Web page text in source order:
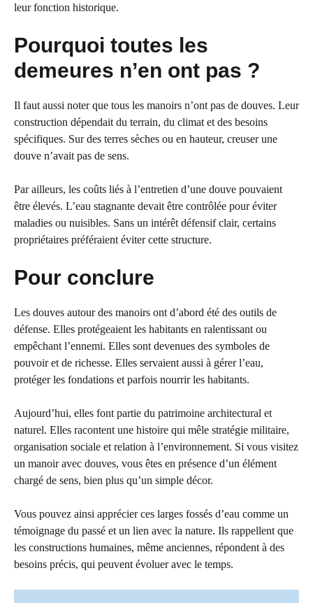
leur fonction historique.
Pourquoi toutes les
demeures n’en ont pas ?
Il faut aussi noter que tous les manoirs n’ont pas de douves. Leur
construction dépendait du terrain, du climat et des besoins
spécifiques. Sur des terres sèches ou en hauteur, creuser une
douve n’avait pas de sens.
Par ailleurs, les coûts liés à l’entretien d’une douve pouvaient
être élevés. L’eau stagnante devait être contrôlée pour éviter
maladies ou nuisibles. Sans un intérêt défensif clair, certains
propriétaires préféraient éviter cette structure.
Pour conclure
Les douves autour des manoirs ont d’abord été des outils de
défense. Elles protégeaient les habitants en ralentissant ou
empêchant l’ennemi. Elles sont devenues des symboles de
pouvoir et de richesse. Elles servaient aussi à gérer l’eau,
protéger les fondations et parfois nourrir les habitants.
Aujourd’hui, elles font partie du patrimoine architectural et
naturel. Elles racontent une histoire qui mêle stratégie militaire,
organisation sociale et relation à l’environnement. Si vous visitez
un manoir avec douves, vous êtes en présence d’un élément
chargé de sens, bien plus qu’un simple décor.
Vous pouvez ainsi apprécier ces larges fossés d’eau comme un
témoignage du passé et un lien avec la nature. Ils rappellent que
les constructions humaines, même anciennes, répondent à des
besoins précis, qui peuvent évoluer avec le temps.